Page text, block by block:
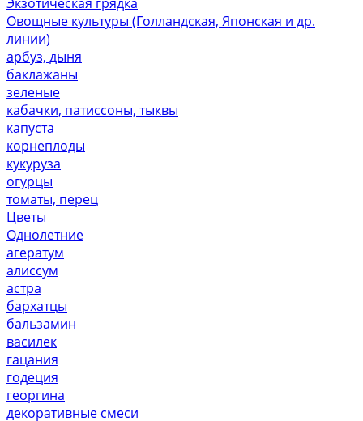
Овощные культуры (Голландская, Японская и др.
линии)
арбуз, дыня
баклажаны
зеленые
кабачки, патиссоны, тыквы
капуста
корнеплоды
кукуруза
огурцы
томаты, перец
Цветы
Однолетние
агератум
алиссум
астра
бархатцы
бальзамин
василек
гацания
годеция
георгина
декоративные смеси